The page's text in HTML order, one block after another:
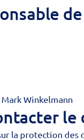
Winkelmann
le
la protection